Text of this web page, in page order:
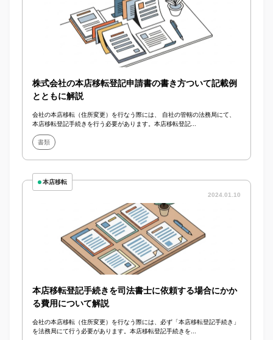
株式会社の本店移転登記申請書の書き方ついて記載例
とともに解説
会社の本店移転（住所変更）を行なう際には、 自社の管轄の法務局にて、
本店移転登記手続きを行う必要があります。本店移転登記...
書類
本店移転
2024.01.10
本店移転登記手続きを司法書士に依頼する場合にかか
る費用について解説
会社の本店移転（住所変更）を行なう際には、必ず「本店移転登記手続き」
を法務局にて行う必要があります。本店移転登記手続きを...